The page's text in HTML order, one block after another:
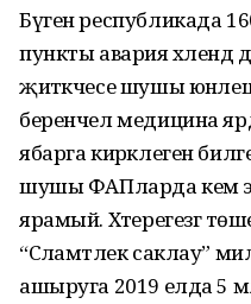
Бүген республикада
пункты авария
җитәкчесе шушы
беренчел медицина
ябарга кирәклеген
шушы ФАПларда кем
ярамый. Хәтерегезгә
“Сәламәтлек саклау”
ашыруга 2019 елда 5